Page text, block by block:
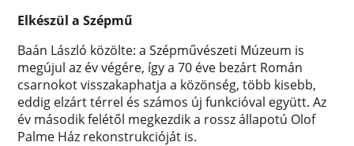
Elkészül a Szépmű
Baán László közölte: a Szépművészeti Múzeum is
megújul az év végére, így a 70 éve bezárt Román
csarnokot visszakaphatja a közönség, több kisebb,
eddig elzárt térrel és számos új funkcióval együtt. Az
év második felétől megkezdik a rossz állapotú Olof
Palme Ház rekonstrukcióját is.